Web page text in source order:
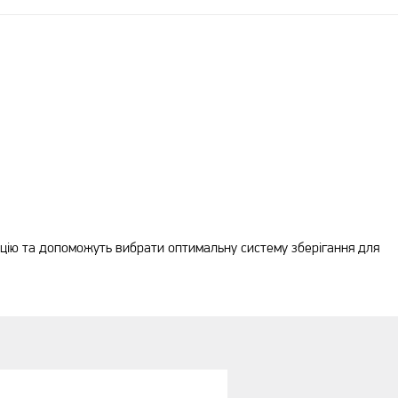
та допоможуть вибрати оптимальну систему зберігання для